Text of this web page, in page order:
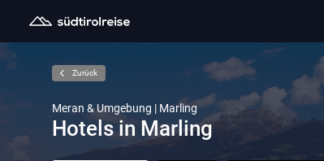
Zurück
Meran & Umgebung | Marling
Hotels in Marling